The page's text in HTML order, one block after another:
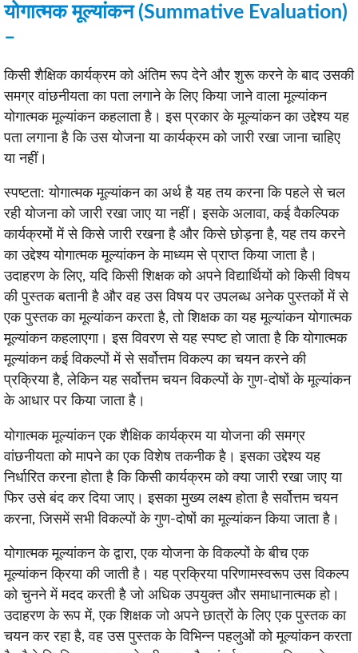
योगात्मक मूल्यांकन (Summative Evaluation)
–
किसी शैक्षिक कार्यक्रम को अंतिम रूप देने और शुरू करने के बाद उसकी
समग्र वांछनीयता का पता लगाने के लिए किया जाने वाला मूल्यांकन
योगात्मक मूल्यांकन कहलाता है। इस प्रकार के मूल्यांकन का उद्देश्य यह
पता लगाना है कि उस योजना या कार्यक्रम को जारी रखा जाना चाहिए
या नहीं।
स्पष्टता: योगात्मक मूल्यांकन का अर्थ है यह तय करना कि पहले से चल
रही योजना को जारी रखा जाए या नहीं। इसके अलावा, कई वैकल्पिक
कार्यक्रमों में से किसे जारी रखना है और किसे छोड़ना है, यह तय करने
का उद्देश्य योगात्मक मूल्यांकन के माध्यम से प्राप्त किया जाता है।
उदाहरण के लिए, यदि किसी शिक्षक को अपने विद्यार्थियों को किसी विषय
की पुस्तक बतानी है और वह उस विषय पर उपलब्ध अनेक पुस्तकों में से
एक पुस्तक का मूल्यांकन करता है, तो शिक्षक का यह मूल्यांकन योगात्मक
मूल्यांकन कहलाएगा। इस विवरण से यह स्पष्ट हो जाता है कि योगात्मक
मूल्यांकन कई विकल्पों में से सर्वोत्तम विकल्प का चयन करने की
प्रक्रिया है, लेकिन यह सर्वोत्तम चयन विकल्पों के गुण-दोषों के मूल्यांकन
के आधार पर किया जाता है।
योगात्मक मूल्यांकन एक शैक्षिक कार्यक्रम या योजना की समग्र
वांछनीयता को मापने का एक विशेष तकनीक है। इसका उद्देश्य यह
निर्धारित करना होता है कि किसी कार्यक्रम को क्या जारी रखा जाए या
फिर उसे बंद कर दिया जाए। इसका मुख्य लक्ष्य होता है सर्वोत्तम चयन
करना, जिसमें सभी विकल्पों के गुण-दोषों का मूल्यांकन किया जाता है।
योगात्मक मूल्यांकन के द्वारा, एक योजना के विकल्पों के बीच एक
मूल्यांकन क्रिया की जाती है। यह प्रक्रिया परिणामस्वरूप उस विकल्प
को चुनने में मदद करती है जो अधिक उपयुक्त और समाधानात्मक हो।
उदाहरण के रूप में, एक शिक्षक जो अपने छात्रों के लिए एक पुस्तक का
चयन कर रहा है, वह उस पुस्तक के विभिन्न पहलुओं को मूल्यांकन करता